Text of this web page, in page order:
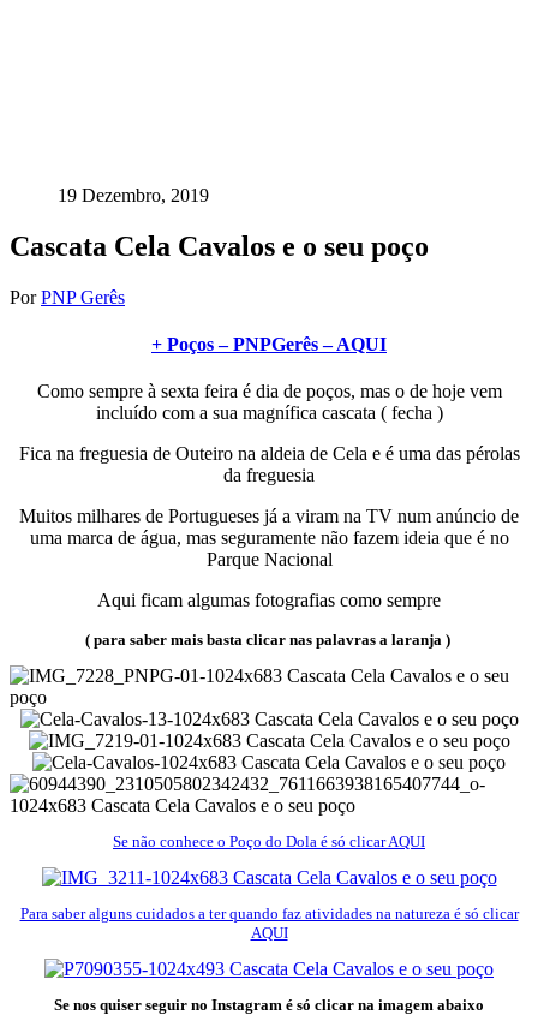
19 Dezembro, 2019
Cascata Cela Cavalos e o seu poço
PorPNP Gerês
+ Poços – PNPGerês – AQUI
Como sempre à sexta feira é dia de poços, mas o de hoje vem
incluído com a sua magnífica cascata ( fecha )
Fica na freguesia de Outeiro na aldeia de Cela e é uma das pérolas
da freguesia
Muitos milhares de Portugueses já a viram na TV num anúncio de
uma marca de água, mas seguramente não fazem ideia que é no
Parque Nacional
Aqui ficam algumas fotografias como sempre
( para saber mais basta clicar nas palavras a laranja )
Se não conhece o Poço do Dola é só clicar AQUI
Para saber alguns cuidados a ter quando faz atividades na natureza é só clicar
AQUI
Se nos quiser seguir no Instagram é só clicar na imagem abaixo